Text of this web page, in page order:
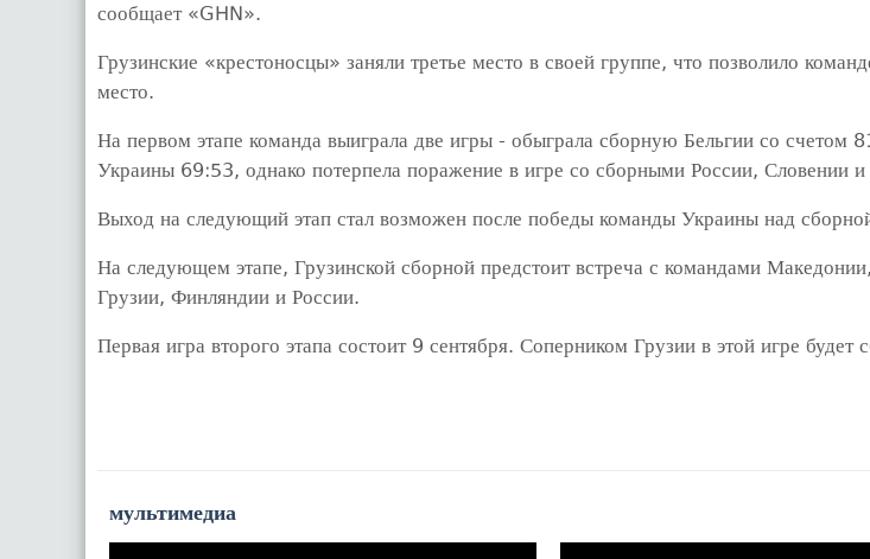
сообщает «GHN».
Грузинские «крестоносцы» заняли третье место в своей группе, что позволило
место.
На первом этапе команда выиграла две игры - обыграла сборную Бельгии со счетом
Украины 69:53, однако потерпела поражение в игре со сборными России, Словении и
Выход на следующий этап стал возможен после победы команды Украины над
На следующем этапе, Грузинской сборной предстоит встреча с командами
Грузии, Финляндии и России.
Первая игра второго этапа состоит 9 сентября. Соперником Грузии в этой игре будет
мультимедиа